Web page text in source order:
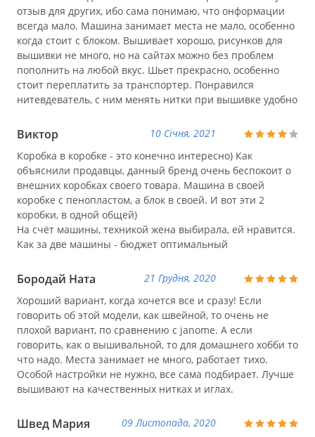
отзыв для других, ибо сама понимаю, что онформации
всегда мало. Машина занимает места не мало, особенно
когда стоит с блоком. Вышивает хорошо, рисунков для
вышивки не много, но на сайтах можно без проблем
пополнить на любой вкус. Шьет прекрасно, особенно
стоит переплатить за транспортер. Понравился
нитевдеватель, с ним менять нитки при вышивке удобно
Виктор
10 Січня, 2021
Коробка в коробке - это конечно интересно) Как
объяснили продавцы, данный бренд очень беспокоит о
внешних коробках своего товара. Машина в своей
коробке с пенопластом, а блок в своей. И вот эти 2
коробки, в одной общей)
На счёт машины, техникой жена выбирала, ей нравится.
Как за две машины - бюджет оптимальный
Бородай Ната
21 Грудня, 2020
Хороший вариант, когда хочется все и сразу! Если
говорить об этой модели, как швейной, то очень не
плохой вариант, по сравнению с janome. А если
говорить, как о вышивальной, то для домашнего хобби то
что надо. Места занимает не много, работает тихо.
Особой настройки не нужно, все сама подбирает. Лучше
вышивают на качественных нитках и иглах.
Швед Мария
09 Листопада, 2020